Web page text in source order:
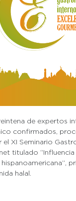
de expertos
confirmados,
el XI Seminario
titulado
halal.